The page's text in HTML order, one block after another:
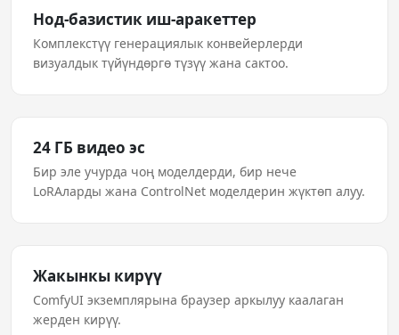
Нод-базистик иш-аракеттер
Комплекстүү генерациялык конвейерлерди
визуалдык түйүндөргө түзүү жана сактоо.
24 ГБ видео эс
Бир эле учурда чоң моделдерди, бир нече
LoRAларды жана ControlNet моделдерин жүктөп алуу.
Жакынкы кирүү
ComfyUI экземплярына браузер аркылуу каалаган
жерден кирүү.